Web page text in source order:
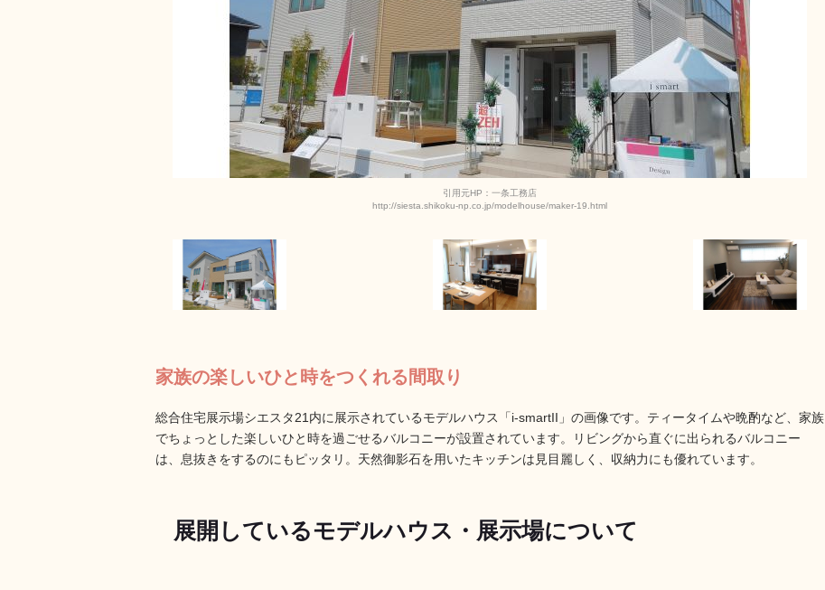
引用元HP：一条工務店
http://siesta.shikoku-np.co.jp/modelhouse/maker-19.html
家族の楽しいひと時をつくれる間取り
総合住宅展示場シエスタ21内に展示されているモデルハウス「i-smartII」の画像です。ティータイムや晩酌など、家族
でちょっとした楽しいひと時を過ごせるバルコニーが設置されています。リビングから直ぐに出られるバルコニー
は、息抜きをするのにもピッタリ。天然御影石を用いたキッチンは見目麗しく、収納力にも優れています。
展開しているモデルハウス・展示場について